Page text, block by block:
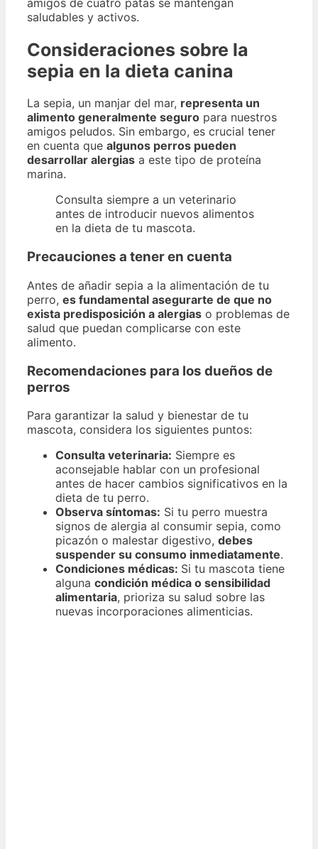
saludables y activos.
Consideraciones sobre la
sepia en la dieta canina
La sepia, un manjar del mar, representa un
alimento generalmente seguro para nuestros
amigos peludos. Sin embargo, es crucial tener
en cuenta que algunos perros pueden
desarrollar alergias a este tipo de proteína
marina.
Consulta siempre a un veterinario
antes de introducir nuevos alimentos
en la dieta de tu mascota.
Precauciones a tener en cuenta
Antes de añadir sepia a la alimentación de tu
perro, es fundamental asegurarte de que no
exista predisposición a alergias o problemas de
salud que puedan complicarse con este
alimento.
Recomendaciones para los dueños de
perros
Para garantizar la salud y bienestar de tu
mascota, considera los siguientes puntos:
Consulta veterinaria: Siempre es
aconsejable hablar con un profesional
antes de hacer cambios significativos en la
dieta de tu perro.
Observa síntomas: Si tu perro muestra
signos de alergia al consumir sepia, como
picazón o malestar digestivo, debes
suspender su consumo inmediatamente.
Condiciones médicas: Si tu mascota tiene
alguna condición médica o sensibilidad
alimentaria, prioriza su salud sobre las
nuevas incorporaciones alimenticias.